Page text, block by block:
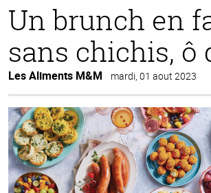
Un brunch en
sans chichis, ô
Les Aliments M&M mardi, 01 aout 2023